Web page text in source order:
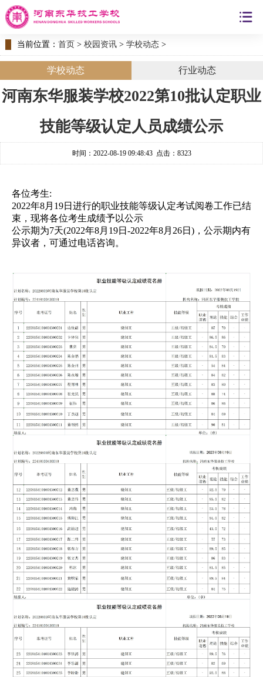
当前位置： 首页 > 校园资讯> 学校动态>
学校动态 行业动态
河南东华服装学校2022第10批认定职业
技能等级认定人员成绩公示
时间：2022-08-19 09:48:43 点击：8323
各位考生:
2022年8月19日进行的职业技能等级认定考试阅卷工作已结
束，现将各位考生成绩予以公示
公示期为7天(2022年8月19日 -2022年8月26日)，公示期内有
异议者，可通过电话咨询。